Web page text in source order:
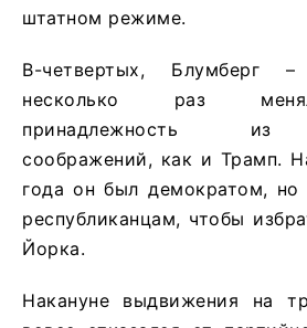
штатном режиме.
В-четвертых, Блумберг
несколько раз
принадлежность из
соображений, как и Трамп.
года он был демократом,
республиканцам, чтобы
Йорка.
Накануне выдвижения на